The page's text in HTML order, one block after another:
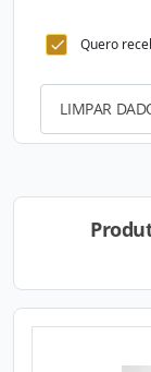
Quero
LIMPAR